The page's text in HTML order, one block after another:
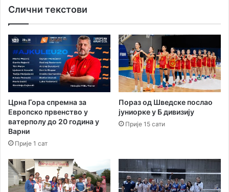
Слични текстови
Црна Гора спремна за
Европско првенство у
ватерполу до 20 година у
Варни
Прије 1 сат
Пораз од Шведске послао
јуниорке у Б дивизију
Прије 15 сати